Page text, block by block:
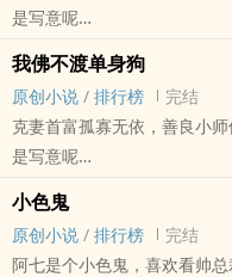
是写意呢
HE - 小甜饼 - 第一人称 - 天作
我佛不渡单身狗
原创小说 / 排行榜
完结
克妻首富孤寡无依，善良小
是写意呢
小甜饼 - 前世今生 - 破镜重圆
小色鬼
原创小说 / 排行榜
完结
阿七是个小色鬼，喜欢看帅